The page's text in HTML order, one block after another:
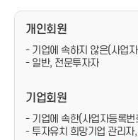
개인회원
- 기업에 속하지 않은(사업
- 일반, 전문투자자
기업회원
- 기업에 속한(사업자등록번
- 투자유치 희망기업 관리자